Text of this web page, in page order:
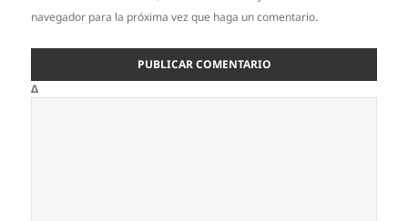
navegador para la próxima vez que haga un comentario.
Δ